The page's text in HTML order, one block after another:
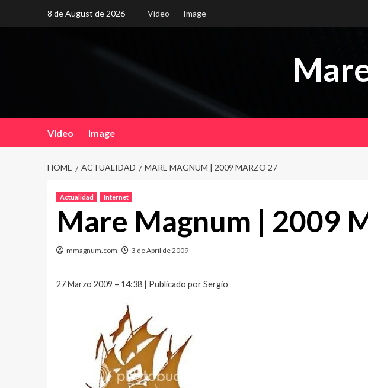
8 de August de 2026 Video Image
Video Image
HOME ACTUALIDAD MARE MAGNUM | 2009 MARZO 27
Actualidad Internet
Mare Magnum | 2009
mmagnum.com 3 de April de 2009
27 Marzo 2009 – 14:38 | Publicado por Sergio